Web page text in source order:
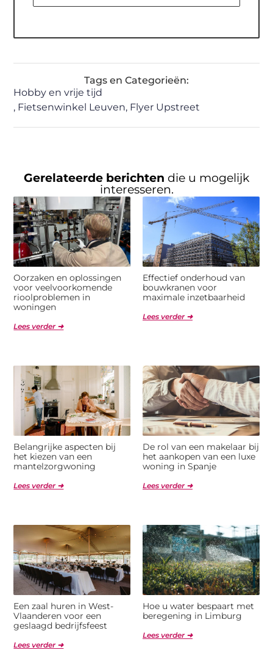
Tags en Categorieën:
Hobby en vrije tijd
, Fietsenwinkel Leuven, Flyer Upstreet
Gerelateerde berichten die u mogelijk
interesseren.
Oorzaken en oplossingen
voor veelvoorkomende
rioolproblemen in
woningen
Lees verder ➜
Effectief onderhoud van
bouwkranen voor
maximale inzetbaarheid
Lees verder ➜
Belangrijke aspecten bij
het kiezen van een
mantelzorgwoning
Lees verder ➜
De rol van een makelaar bij
het aankopen van een luxe
woning in Spanje
Lees verder ➜
Een zaal huren in West-
Vlaanderen voor een
geslaagd bedrijfsfeest
Lees verder ➜
Hoe u water bespaart met
beregening in Limburg
Lees verder ➜